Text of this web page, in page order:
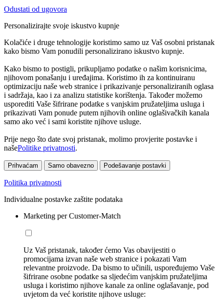
Odustati od ugovora
Personalizirajte svoje iskustvo kupnje
Kolačiće i druge tehnologije koristimo samo uz Vaš osobni pristanak
kako bismo Vam ponudili personalizirano iskustvo kupnje.
Kako bismo to postigli, prikupljamo podatke o našim korisnicima,
njihovom ponašanju i uređajima. Koristimo ih za kontinuiranu
optimizaciju naše web stranice i prikazivanje personaliziranih oglasa
i sadržaja, kao i za analizu statistike korištenja. Također možemo
usporediti Vaše šifrirane podatke s vanjskim pružateljima usluga i
prikazivati Vam ponude putem njihovih online oglašivačkih kanala
samo ako već i sami koristite njihove usluge.
Prije nego što date svoj pristanak, molimo provjerite postavke i
našePolitike privatnosti.
Prihvaćam Samo obavezno Podešavanje postavki
Politika privatnosti
Individualne postavke zaštite podataka
Marketing per Customer-Match
Uz Vaš pristanak, također ćemo Vas obavijestiti o
promocijama izvan naše web stranice i pokazati Vam
relevantne proizvode. Da bismo to učinili, uspoređujemo Vaše
šifrirane osobne podatke sa sljedećim vanjskim pružateljima
usluga i koristimo njihove kanale za online oglašavanje, pod
uvjetom da već koristite njihove usluge: